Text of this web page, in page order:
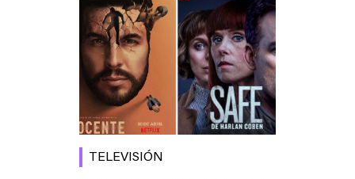
TELEVISIÓN